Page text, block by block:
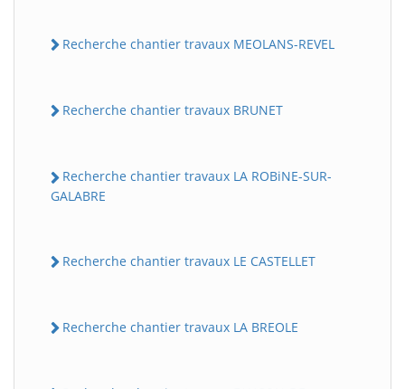
Recherche chantier travaux MEOLANS-REVEL
Recherche chantier travaux BRUNET
Recherche chantier travaux LA ROBiNE-SUR-
GALABRE
Recherche chantier travaux LE CASTELLET
Recherche chantier travaux LA BREOLE